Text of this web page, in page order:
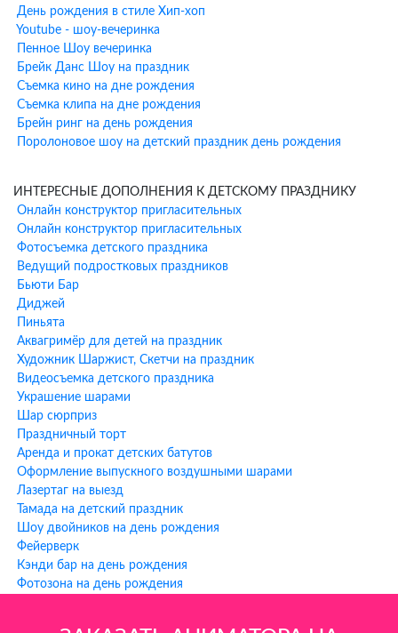
программы к анимации в
Пятницкое шоссе
К программе аниматора можно добавить профессиональные
шоу-программы:
Научное шоу— увлекательные опыты и эксперименты для
юных исследователей
— яркое и эффектное завершение праздника
Фокусы и иллюзии
— настоящее волшебство от
профессионального фокусника
Химическое шоу
— безопасные и зрелищные опыты для детей
Азотное шоу — эффектные эксперименты с жидким азотом
Преимущества заказа
аниматоров ХИХИ-ру в
Пятницкое шоссе
1. Фото аниматора заранее
получаете фотографию вашего аниматора, чтобы знать, кто
приедет на праздник.
2. Аниматор всегда на связи— Ваш аниматор остается на связи
с вами до и во время праздника для координации всех
деталей.
3. Работаем БЕЗ предоплаты
проведения мероприятия. Мы уверены в качестве наших услуг!
4. Всё включено в программу— В стоимость УЖЕ включены
День рождения в стиле Хип-хоп
Youtube - шоу-вечеринка
Пенное Шоу вечеринка
Брейк Данс Шоу на праздник
Съемка кино на дне рождения
Съемка клипа на дне рождения
Брейн ринг на день рождения
Поролоновое шоу на детский праздник день рождения
ИНТЕРЕСНЫЕ ДОПОЛНЕНИЯ К ДЕТСКОМУ ПРАЗДНИКУ
Онлайн конструктор пригласительных
Онлайн конструктор пригласительных
Фотосъемка детского праздника
Ведущий подростковых праздников
Бьюти Бар
Диджей
Пиньята
Аквагримёр для детей на праздник
Художник Шаржист, Скетчи на праздник
Видеосъемка детского праздника
Украшение шарами
Шар сюрприз
Праздничный торт
Аренда и прокат детских батутов
Оформление выпускного воздушными шарами
Лазертаг на выезд
Тамада на детский праздник
Шоу двойников на день рождения
Фейерверк
Кэнди бар на день рождения
Фотозона на день рождения